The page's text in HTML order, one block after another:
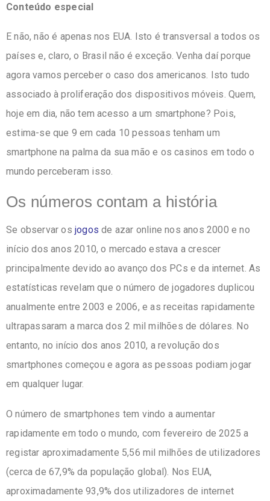
k
Conteúdo especial
E não, não é apenas nos EUA. Isto é transversal a todos os
países e, claro, o Brasil não é exceção. Venha daí porque
agora vamos perceber o caso dos americanos. Isto tudo
associado à proliferação dos dispositivos móveis. Quem,
hoje em dia, não tem acesso a um smartphone? Pois,
estima-se que 9 em cada 10 pessoas tenham um
smartphone na palma da sua mão e os casinos em todo o
mundo perceberam isso.
Os números contam a história
Se observar os jogos de azar online nos anos 2000 e no
início dos anos 2010, o mercado estava a crescer
principalmente devido ao avanço dos PCs e da internet. As
estatísticas revelam que o número de jogadores duplicou
anualmente entre 2003 e 2006, e as receitas rapidamente
ultrapassaram a marca dos 2 mil milhões de dólares. No
entanto, no início dos anos 2010, a revolução dos
smartphones começou e agora as pessoas podiam jogar
em qualquer lugar.
O número de smartphones tem vindo a aumentar
rapidamente em todo o mundo, com fevereiro de 2025 a
registar aproximadamente 5,56 mil milhões de utilizadores
(cerca de 67,9% da população global). Nos EUA,
aproximadamente 93,9% dos utilizadores de internet